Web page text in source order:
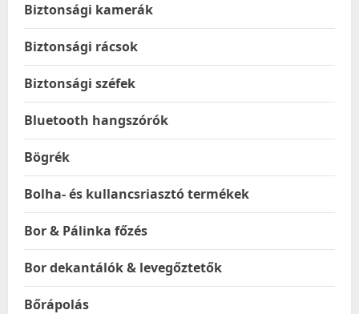
Biztonsági kamerák
Biztonsági rácsok
Biztonsági széfek
Bluetooth hangszórók
Bögrék
Bolha- és kullancsriasztó termékek
Bor & Pálinka főzés
Bor dekantálók & levegőztetők
Bőrápolás